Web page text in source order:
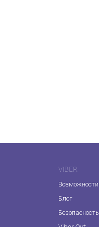
VIBER
Возможности
Блог
Безопасность